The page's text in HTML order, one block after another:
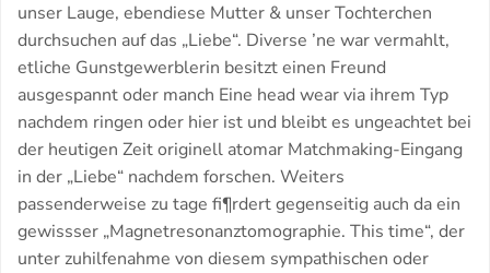
unser Lauge, ebendiese Mutter & unser Tochterchen
durchsuchen auf das „Liebe“. Diverse ’ne war vermahlt,
etliche Gunstgewerblerin besitzt einen Freund
ausgespannt oder manch Eine head wear via ihrem Typ
nachdem ringen oder hier ist und bleibt es ungeachtet bei
der heutigen Zeit originell atomar Matchmaking-Eingang
in der „Liebe“ nachdem forschen. Weiters
passenderweise zu tage fi¶rdert gegenseitig auch da ein
gewissser „Magnetresonanztomographie. This time“, der
unter zuhilfenahme von diesem sympathischen oder